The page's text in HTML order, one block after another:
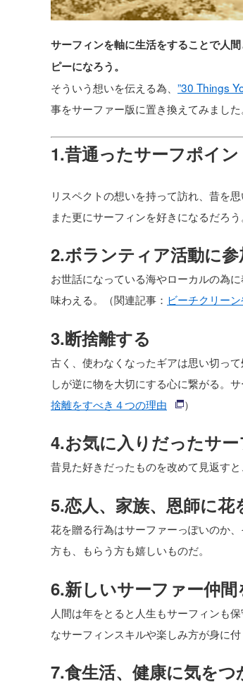
サーフィンを軸に生活をすることで人
ピーになろう。
そういう想いを伝える為、 ”30 Things
事をサーファー版に置き換えてみました。
1.昔通ったサーフポイ
リスペクトの想いを持って訪れ、昔を
また更にサーフィンを好きになるだろう。
2.ボランティア活動に参
お世話になっている海やローカルの為
味わえる。（関連記事： ビーチクリー
3.断捨離する
古く、使わなくなったギアは思い切っ
しが逆に物を大切にする心に繋がる。
捨離をすべき４つの理由
）
4.お気に入りだったサ
昔見た好きだったものを改めて見返す
5.恋人、家族、恩師に花
花を贈る行為はサーファーっぽいのか
方も、もらう方も嬉しいものだ。
6.新しいサーファー仲
人間は年をとると人生もサーフィンも
なサーフィンスキルや楽しみ方が身に付
7.食生活、健康に気をつ